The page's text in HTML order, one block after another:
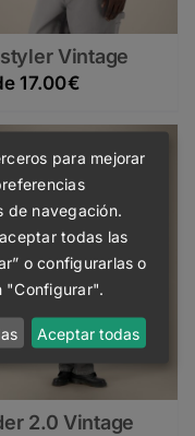
Vintage
17.00€
2.0 Vintage
para mejorar
de navegación.
todas las
o configurarlas o
"Configurar".
Aceptar todas